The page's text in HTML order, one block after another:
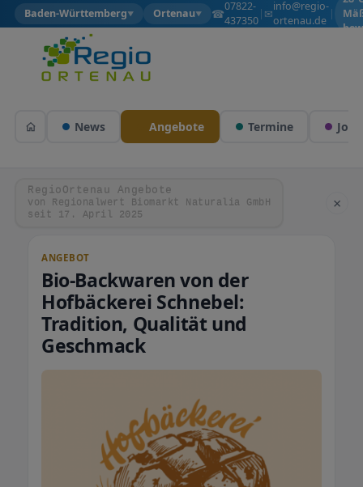
Baden-Württemberg▼ Ortenau▼ ☎07822-
437350
| ✉info@regio-
ortenau.de
|
News Angebote Termine Jobs
RegioOrtenau Angebote
von Regionalwert Biomarkt Naturalia GmbH
seit 17. April 2025
×
ANGEBOT
Bio-Backwaren von der
Hofbäckerei Schnebel:
Tradition, Qualität und
Geschmack